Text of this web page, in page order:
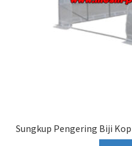
Sungkup Pengering Biji